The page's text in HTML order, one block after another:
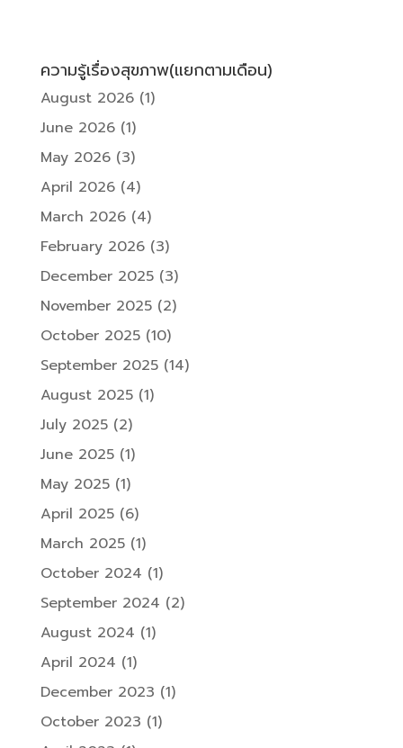
ความรู้เรื่องสุขภาพ(แยกตามเดือน)
August 2026(1)
June 2026(1)
May 2026(3)
April 2026(4)
March 2026(4)
February 2026(3)
December 2025(3)
November 2025(2)
October 2025(10)
September 2025(14)
August 2025(1)
July 2025(2)
June 2025(1)
May 2025(1)
April 2025(6)
March 2025(1)
October 2024 (1)
September 2024 (2)
August 2024 (1)
April 2024 (1)
December 2023 (1)
October 2023 (1)